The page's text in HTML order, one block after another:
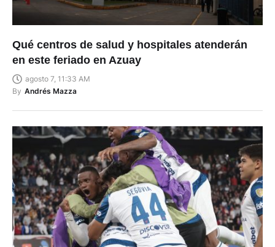
Qué centros de salud y hospitales atenderán
en este feriado en Azuay
agosto 7, 11:33 AM
By Andrés Mazza